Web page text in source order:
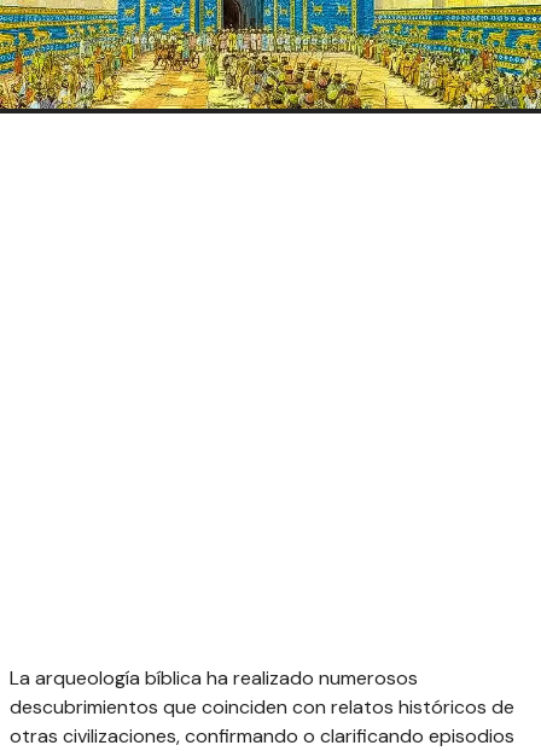
La arqueología bíblica ha realizado numerosos
descubrimientos que coinciden con relatos históricos de
otras civilizaciones, confirmando o clarificando episodios